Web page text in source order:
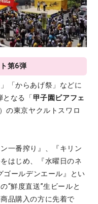
第6弾
「からあげ祭」などに
となる「 甲子園ビアフェ
の東京ヤクルトスワロ
一番搾り』、『キリン
はじめ、『水曜日のネ
ゴールデンエール』とい
“鮮度直送”生ビールと
品購入の方に先着で